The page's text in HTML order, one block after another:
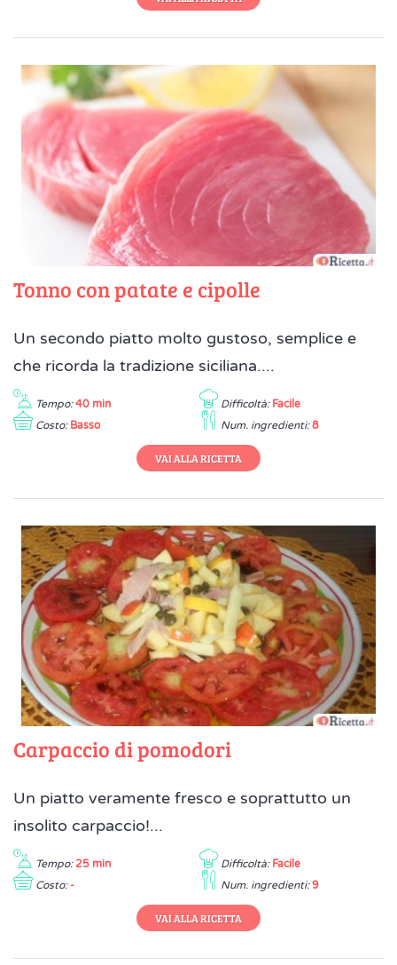
Tonno con patate e cipolle
Un secondo piatto molto gustoso, semplice e
che ricorda la tradizione siciliana....
Tempo: 40 min Difficoltà: Facile
Costo: Basso Num. ingredienti: 8
VAI ALLA RICETTA
Carpaccio di pomodori
Un piatto veramente fresco e soprattutto un
insolito carpaccio!...
Tempo: 25 min Difficoltà: Facile
Costo: - Num. ingredienti: 9
VAI ALLA RICETTA